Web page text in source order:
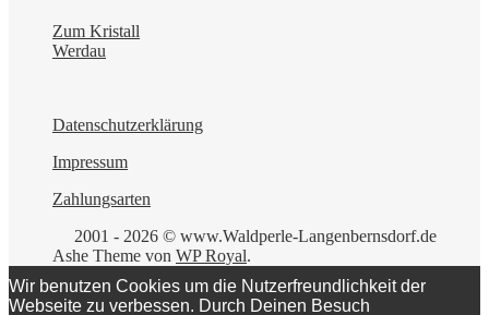
Zum Kristall
Werdau
Datenschutzerklärung
Impressum
Zahlungsarten
2001 - 2026 © www.Waldperle-Langenbernsdorf.de
Ashe Theme von WP Royal.
Wir benutzen Cookies um die Nutzerfreundlichkeit der
Webseite zu verbessen. Durch Deinen Besuch